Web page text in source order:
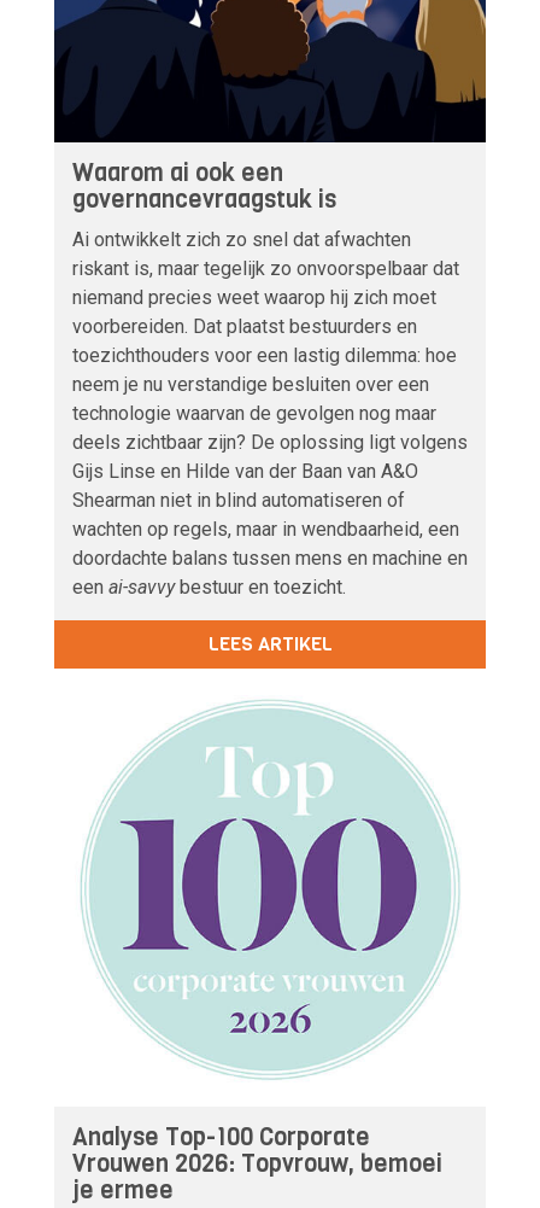
Waarom ai ook een
governancevraagstuk is
Ai ontwikkelt zich zo snel dat afwachten
riskant is, maar tegelijk zo onvoorspelbaar dat
niemand precies weet waarop hij zich moet
voorbereiden. Dat plaatst bestuurders en
toezichthouders voor een lastig dilemma: hoe
neem je nu verstandige besluiten over een
technologie waarvan de gevolgen nog maar
deels zichtbaar zijn? De oplossing ligt volgens
Gijs Linse en Hilde van der Baan van A&O
Shearman niet in blind automatiseren of
wachten op regels, maar in wendbaarheid, een
doordachte balans tussen mens en machine en
een ai-savvybestuur en toezicht.
LEES ARTIKEL
Analyse Top-100 Corporate
Vrouwen 2026: Topvrouw, bemoei
je ermee